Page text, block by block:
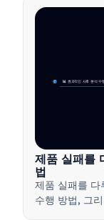
📊 효과적인 사후 분석 수
7
제품 실패를
법
제품 실패를 다
수행 방법, 그